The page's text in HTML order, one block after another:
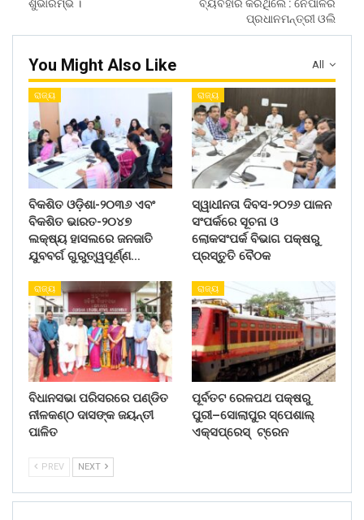
ଶୁଭାରମ୍ଭ ।
ବ୍ୟବହାର କରିଥିଲେ : ନେପାଳର
ପ୍ରଧାନମନ୍ତ୍ରୀ ଓଲି
All
You Might Also Like
ରାଜ୍ୟ
ବିକଶିତ ଓଡ଼ିଶା-୨୦୩୬ ଏବଂ
ବିକଶିତ ଭାରତ-୨୦୪୭
ଲକ୍ଷ୍ୟ ହାସଲରେ ଜନଜାତି
ଯୁବବର୍ଗ ଗୁରୁତ୍ୱପୂର୍ଣ୍ଣ…
ରାଜ୍ୟ
ସ୍ୱାଧୀନତା ଦିବସ-୨୦୨୬ ପାଳନ
ସଂପର୍କରେ ସୂଚନା ଓ
ଲୋକସଂପର୍କ ବିଭାଗ ପକ୍ଷରୁ
ପ୍ରସ୍ତୁତି ବୈଠକ
ରାଜ୍ୟ
ବିଧାନସଭା ପରିସରରେ ପଣ୍ଡିତ
ନୀଳକଣ୍ଠ ଦାସଙ୍କ ଜୟନ୍ତୀ
ପାଳିତ
ରାଜ୍ୟ
ପୂର୍ବତଟ ରେଳପଥ ପକ୍ଷରୁ
ପୁରୀ–ସୋଲାପୁର ସ୍ପେଶାଲ୍
ଏକ୍ସପ୍ରେସ୍ ଟ୍ରେନ
PREV NEXT